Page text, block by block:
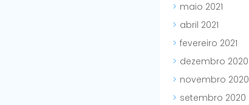
maio 2021
abril 2021
fevereiro 2021
dezembro 2020
novembro 2020
setembro 2020